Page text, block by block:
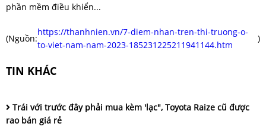
phần mềm điều khiển...
(Nguồn:
https://thanhnien.vn/7-diem-nhan-tren-thi-truong-o-
to-viet-nam-nam-2023-185231225211941144.htm
)
TIN KHÁC
Trái với trước đây phải mua kèm 'lạc", Toyota Raize cũ được
rao bán giá rẻ